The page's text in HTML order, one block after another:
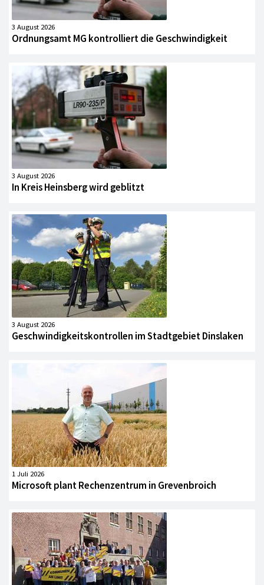
3 August 2026
Ordnungsamt MG kontrolliert die Geschwindigkeit
3 August 2026
In Kreis Heinsberg wird geblitzt
3 August 2026
Geschwindigkeitskontrollen im Stadtgebiet Dinslaken
1 Juli 2026
Microsoft plant Rechenzentrum in Grevenbroich